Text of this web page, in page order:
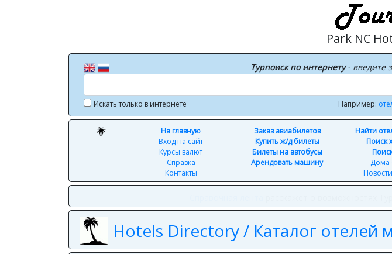
Park NC
Турпоиск по интернету- введите
Искать только в интернете Например:
На главную
Вход на сайт
Курсы валют
Справка
Контакты
Заказ авиабилетов
Купить ж/д билеты
Билеты на автобусы
Арендовать машину
Найти
Поиск
Дома
Hotels Directory / Каталог отелей